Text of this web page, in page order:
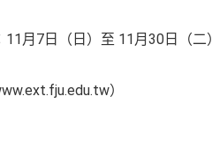
月7日（日）至 11月30日（二
）